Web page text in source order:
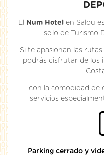
El Num Hotel en Salou
sello de Turismo
Si te apasionan las
podrás disfrutar de los
con la comodidad de
servicios
Parking cerrado y